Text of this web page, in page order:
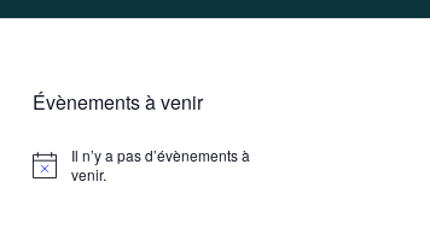
Évènements à venir
Notice
Il n’y a pas d’évènements à
venir.